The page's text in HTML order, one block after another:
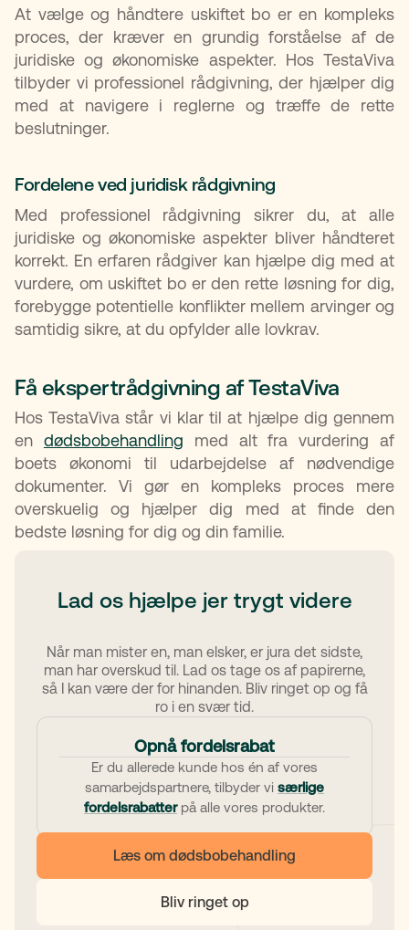
At vælge og håndtere uskiftet bo er en kompleks
proces, der kræver en grundig forståelse af de
juridiske og økonomiske aspekter. Hos TestaViva
tilbyder vi professionel rådgivning, der hjælper dig
med at navigere i reglerne og træffe de rette
beslutninger.
Fordelene ved juridisk rådgivning
Med professionel rådgivning sikrer du, at alle
juridiske og økonomiske aspekter bliver håndteret
korrekt. En erfaren rådgiver kan hjælpe dig med at
vurdere, om uskiftet bo er den rette løsning for dig,
forebygge potentielle konflikter mellem arvinger og
samtidig sikre, at du opfylder alle lovkrav.
Få ekspertrådgivning af TestaViva
Hos TestaViva står vi klar til at hjælpe dig gennem
en dødsbobehandling med alt fra vurdering af
boets økonomi til udarbejdelse af nødvendige
dokumenter. Vi gør en kompleks proces mere
overskuelig og hjælper dig med at finde den
bedste løsning for dig og din familie.
Lad os hjælpe jer trygt videre
Når man mister en, man elsker, er jura det sidste,
man har overskud til. Lad os tage os af papirerne,
så I kan være der for hinanden. Bliv ringet op og få
ro i en svær tid.
Opnå fordelsrabat
Er du allerede kunde hos én af vores
samarbejdspartnere, tilbyder vi særlige
fordelsrabatterpå alle vores produkter.
Læs om dødsbobehandling
Bliv ringet op